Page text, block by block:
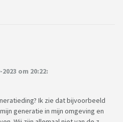
om 20:22:
Ik zie dat bijvoorbeeld
generatie in mijn omgeving en